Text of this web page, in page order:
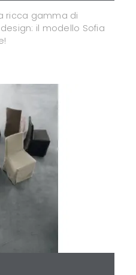
ricca gamma di
il modello Sofia